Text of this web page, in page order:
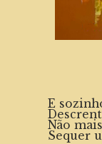
E
Não
Sequer